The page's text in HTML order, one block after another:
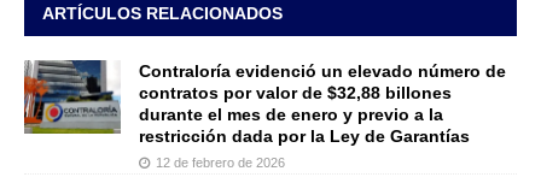
ARTÍCULOS RELACIONADOS
Contraloría evidenció un elevado número de
contratos por valor de $32,88 billones
durante el mes de enero y previo a la
restricción dada por la Ley de Garantías
12 de febrero de 2026